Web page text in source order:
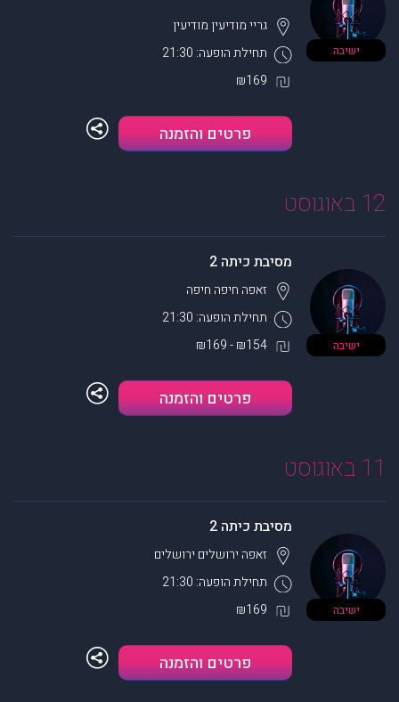
ישיבה תחילת הופעה: 21:30
גריי מודיעין מודיעין
₪169
פרטים והזמנה
12 באוגוסט
ישיבה
מסיבת כיתה 2
תחילת הופעה: 21:30
זאפה חיפה חיפה
₪154 - ₪169
פרטים והזמנה
11 באוגוסט
ישיבה
מסיבת כיתה 2
תחילת הופעה: 21:30
זאפה ירושלים ירושלים
₪169
פרטים והזמנה